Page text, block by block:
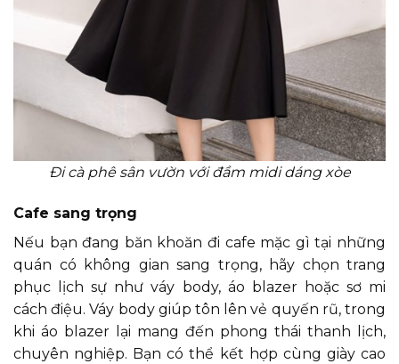
Đi cà phê sân vườn với đầm midi dáng xòe
Cafe sang trọng
Nếu bạn đang băn khoăn đi cafe mặc gì tại những
quán có không gian sang trọng, hãy chọn trang
phục lịch sự như váy body, áo blazer hoặc sơ mi
cách điệu. Váy body giúp tôn lên vẻ quyến rũ, trong
khi áo blazer lại mang đến phong thái thanh lịch,
chuyên nghiệp. Bạn có thể kết hợp cùng giày cao